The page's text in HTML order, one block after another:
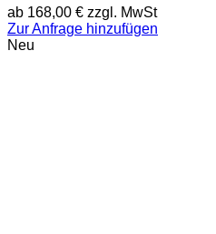
ab 168,00 € zzgl. MwSt
Zur Anfrage hinzufügen
Neu